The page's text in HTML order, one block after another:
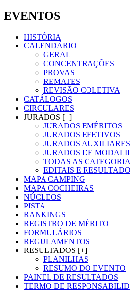
EVENTOS
HISTÓRIA
CALENDÁRIO
GERAL
CONCENTRAÇÕES
PROVAS
REMATES
REVISÃO COLETIVA
CATÁLOGOS
CIRCULARES
JURADOS [+]
JURADOS EMÉRITOS
JURADOS EFETIVOS
JURADOS AUXILIARES
JURADOS DE
TODAS AS
EDITAIS E
MAPA CAMPING
MAPA COCHEIRAS
NÚCLEOS
PISTA
RANKINGS
REGISTRO DE MÉRITO
FORMULÁRIOS
REGULAMENTOS
RESULTADOS [+]
PLANILHAS
RESUMO DO EVENTO
PAINEL DE RESULTADOS
TERMO DE